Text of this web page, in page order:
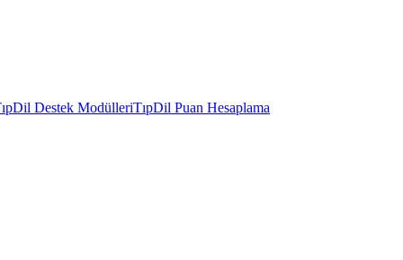
Destek ModülleriTıpDil Puan Hesaplama